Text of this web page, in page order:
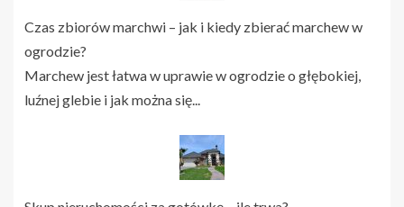
Czas zbiorów marchwi – jak i kiedy zbierać marchew w
ogrodzie?
Marchew jest łatwa w uprawie w ogrodzie o głębokiej,
luźnej glebie i jak można się...